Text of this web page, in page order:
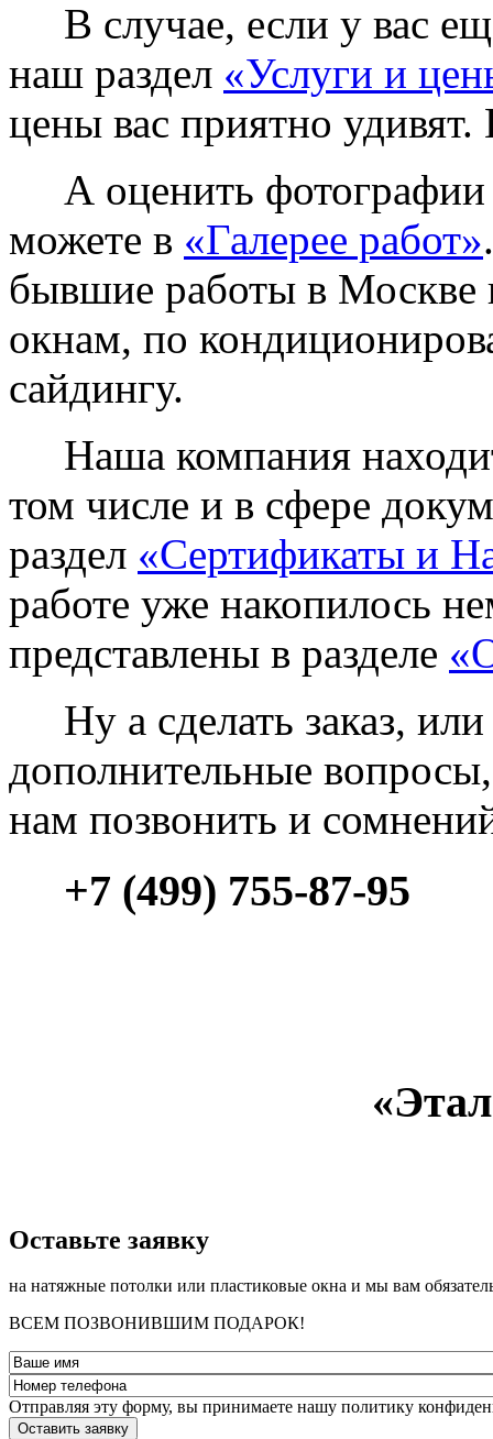
В случае, если у вас
наш раздел «Услуги и
цены вас приятно
А оценить фотографии
можете в «Галерее работ»
бывшие работы в Москве
окнам, по
сайдингу.
Наша компания
том числе и в сфере
раздел «Сертификаты и
работе уже накопилось
представлены в разделе
Ну а сделать заказ, или
дополнительные вопросы,
нам позвонить и
+7 (499) 755-87-95
­Оставьте заявку
на натяжные потолки или пластиковые окна и мы вам
ВСЕМ ПОЗВОНИВШИМ ПОДАРОК!
Отправляя эту форму, вы принимаете нашу политику
Оставить заявку